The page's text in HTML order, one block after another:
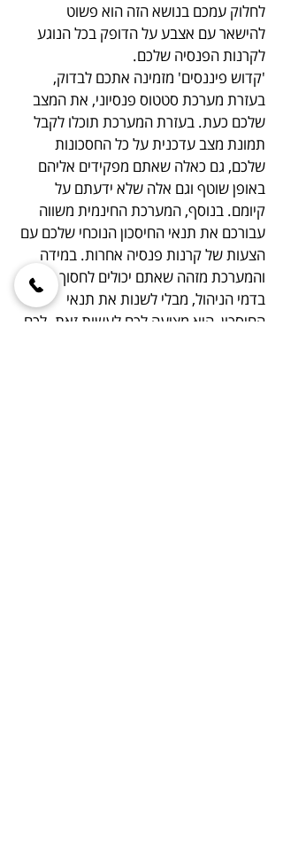
לחלוק עמכם בנושא הזה הוא פשוט
להישאר עם אצבע על הדופק בכל הנוגע
לקרנות הפנסיה שלכם.
'קדוש פיננסים' מזמינה אתכם לבדוק,
בעזרת מערכת סטטוס פנסיוני, את המצב
שלכם כעת. בעזרת המערכת תוכלו לקבל
תמונת מצב עדכנית על כל החסכונות
שלכם, גם כאלה שאתם מפקידים אליהם
באופן שוטף וגם אלה שלא ידעתם על
קיומם. בנוסף, המערכת החינמית משווה
עבורכם את תנאי החיסכון הנוכחי שלכם עם
הצעות של קרנות פנסיה אחרות. במידה
והמערכת מזהה שאתם יכולים לחסוך כסף
בדמי הניהול, מבלי לשנות את תנאי
החיסכון, היא מציעה לכם לעשות זאת. לכם